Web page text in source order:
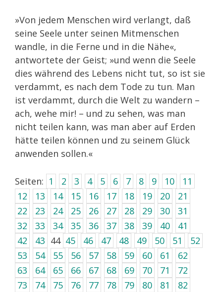
»Von jedem Menschen wird verlangt, daß
seine Seele unter seinen Mitmenschen
wandle, in die Ferne und in die Nähe«,
antwortete der Geist; »und wenn die Seele
dies während des Lebens nicht tut, so ist sie
verdammt, es nach dem Tode zu tun. Man
ist verdammt, durch die Welt zu wandern –
ach, wehe mir! – und zu sehen, was man
nicht teilen kann, was man aber auf Erden
hätte teilen können und zu seinem Glück
anwenden sollen.«
Seiten: 1 2 3 4 5 6 7 8 9 10
11
12
13 14 15 16 17 18 19 20
21
22
23 24 25 26 27 28 29 30
31
32
33 34 35 36 37 38 39 40
41
42
43 44 45 46 47 48 49 50 51
52
53
54 55 56 57 58 59 60 61
62
63
64 65 66 67 68 69 70 71
72
73
74 75 76 77 78 79 80 81
82